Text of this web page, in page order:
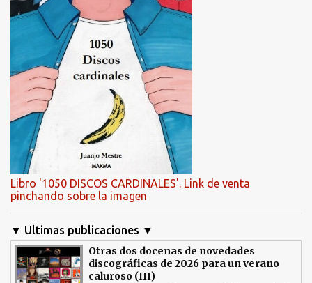
Libro '1050 DISCOS CARDINALES'. Link de venta
pinchando sobre la imagen
▼ Ultimas publicaciones ▼
Otras dos docenas de novedades
discográficas de 2026 para un verano
caluroso (III)